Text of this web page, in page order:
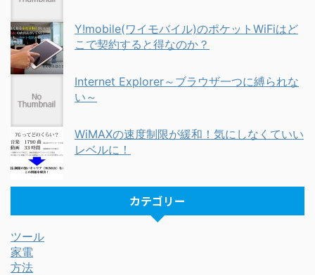
Y!mobile(ワイモバイル)のポケットWiFiはど
こで契約すると得なのか？
Internet Explorer～ブラウザ一つに縛られな
い～
WiMAXの速度制限が緩和！気にしなくていい
レベルに！
カテゴリー
ツール
家電
方法